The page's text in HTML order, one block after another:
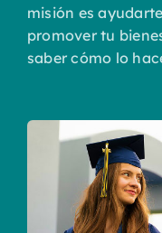
misión es
promover tu
saber cómo lo